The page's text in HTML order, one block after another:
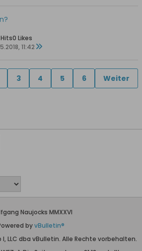
Hits0 Likes
11:42
3 4 5 6 Weiter
Naujocks MMXXVI
byvBulletin®
LLC dba vBulletin. Alle Rechte vorbehalten.